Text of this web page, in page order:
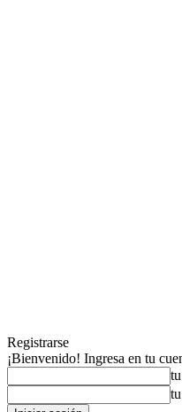
Registrarse
¡Bienvenido! Ingresa en tu